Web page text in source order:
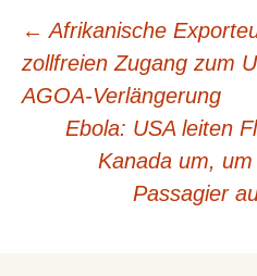
← Afrikanische
zollfreien Zugang zum
AGOA-Verlängerung
Ebola: USA leiten
Kanada um,
Passagier